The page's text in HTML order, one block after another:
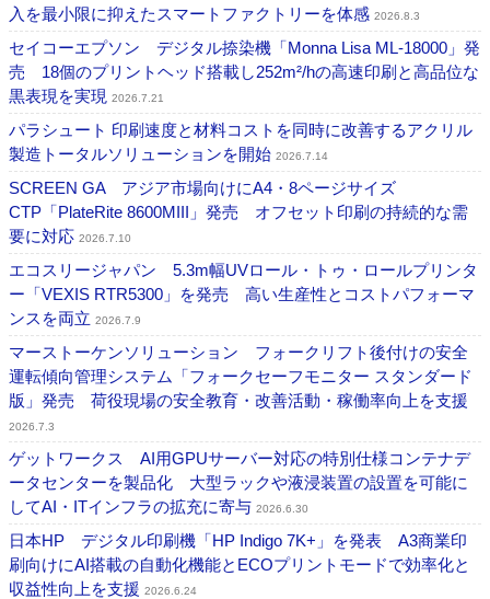
入を最小限に抑えたスマートファクトリーを体感 2026.8.3
セイコーエプソン デジタル捺染機「Monna Lisa ML-18000」発
売 18個のプリントヘッド搭載し252m²/hの高速印刷と高品位な
黒表現を実現 2026.7.21
パラシュート 印刷速度と材料コストを同時に改善するアクリル
製造トータルソリューションを開始 2026.7.14
SCREEN GA アジア市場向けにA4・8ページサイズ
CTP「PlateRite 8600MIII」発売 オフセット印刷の持続的な需
要に対応 2026.7.10
エコスリージャパン 5.3m幅UVロール・トゥ・ロールプリンタ
ー「VEXIS RTR5300」を発売 高い生産性とコストパフォーマ
ンスを両立 2026.7.9
マーストーケンソリューション フォークリフト後付けの安全
運転傾向管理システム「フォークセーフモニター スタンダード
版」発売 荷役現場の安全教育・改善活動・稼働率向上を支援
2026.7.3
ゲットワークス AI用GPUサーバー対応の特別仕様コンテナデ
ータセンターを製品化 大型ラックや液浸装置の設置を可能に
してAI・ITインフラの拡充に寄与 2026.6.30
日本HP デジタル印刷機「HP Indigo 7K+」を発表 A3商業印
刷向けにAI搭載の自動化機能とECOプリントモードで効率化と
収益性向上を支援 2026.6.24